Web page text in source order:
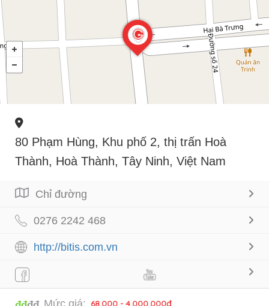
80 Phạm Hùng, Khu phố 2, thị trấn Hoà
Thành, Hoà Thành, Tây Ninh, Việt Nam
Chỉ đường
0276 2242 468
http://bitis.com.vn
Mức giá: 68.000 - 4.000.000đ